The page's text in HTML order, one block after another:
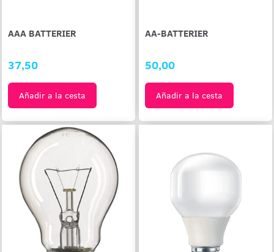
AAA BATTERIER
37,50
Añadir a la cesta
AA-BATTERIER
50,00
Añadir a la cesta